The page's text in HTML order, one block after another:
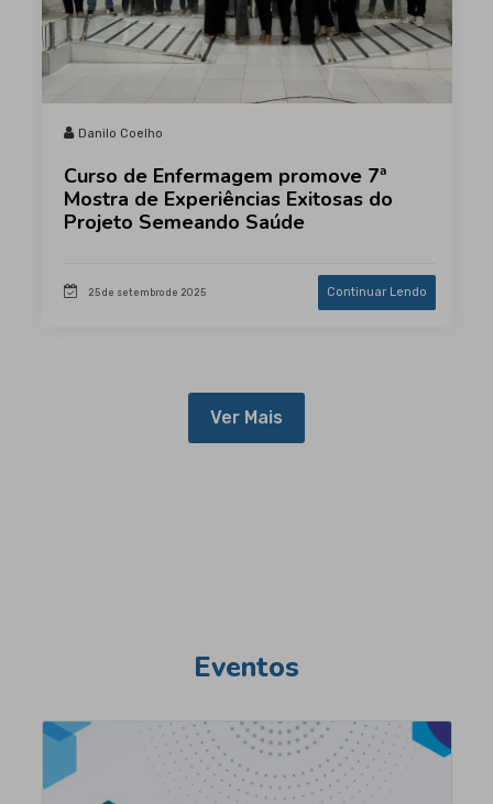
Danilo Coelho
Curso de Enfermagem promove 7ª
Mostra de Experiências Exitosas do
Projeto Semeando Saúde
25 de setembro de 2025 Continuar Lendo
Ver Mais
Eventos